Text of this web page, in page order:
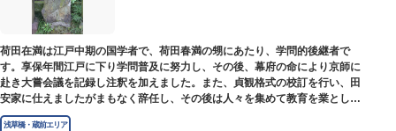
荷田在満は江戸中期の国学者で、荷田春満の甥にあたり、学問的後継者で
す。享保年間江戸に下り学問普及に努力し、その後、幕府の命により京師に
赴き大嘗会議を記録し注釈を加えました。また、貞観格式の校訂を行い、田
安家に仕えましたがまもなく辞任し、その後は人々を集めて教育を業としま
した。お墓は金竜寺（きんりゅうじ）境内にあります。
浅草橋・蔵前エリア